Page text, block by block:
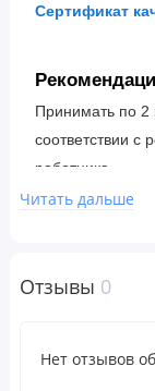
Сертификат
Принимать по 2
соответствии с
работника.
Другие
Читать дальше
Отзывы 0
Нет отзывов